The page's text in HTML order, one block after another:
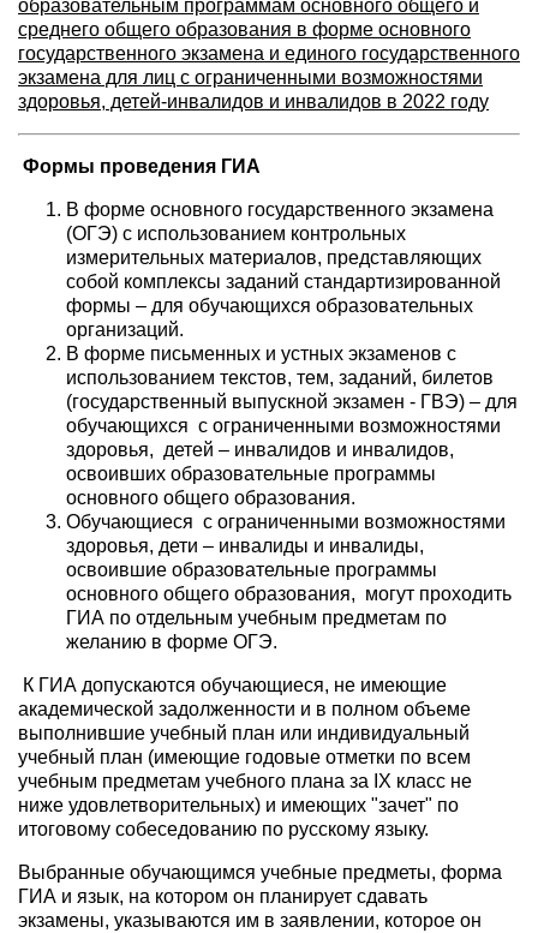
образовательным программам основного общего и
среднего общего образования в форме основного
государственного экзамена и единого государственного
экзамена для лиц с ограниченными возможностями
здоровья, детей-инвалидов и инвалидов в 2022 году
Формы проведения ГИА
В форме основного государственного экзамена
(ОГЭ) с использованием контрольных
измерительных материалов, представляющих
собой комплексы заданий стандартизированной
формы – для обучающихся образовательных
организаций.
В форме письменных и устных экзаменов с
использованием текстов, тем, заданий, билетов
(государственный выпускной экзамен - ГВЭ) – для
обучающихся с ограниченными возможностями
здоровья, детей – инвалидов и инвалидов,
освоивших образовательные программы
основного общего образования.
Обучающиеся с ограниченными возможностями
здоровья, дети – инвалиды и инвалиды,
освоившие образовательные программы
основного общего образования, могут проходить
ГИА по отдельным учебным предметам по
желанию в форме ОГЭ.
К ГИА допускаются обучающиеся, не имеющие
академической задолженности и в полном объеме
выполнившие учебный план или индивидуальный
учебный план (имеющие годовые отметки по всем
учебным предметам учебного плана за IX класс не
ниже удовлетворительных) и имеющих "зачет" по
итоговому собеседованию по русскому языку.
Выбранные обучающимся учебные предметы, форма
ГИА и язык, на котором он планирует сдавать
экзамены, указываются им в заявлении, которое он